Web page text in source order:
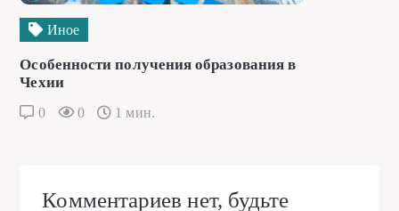
Иное
Особенности получения образования в
Чехии
0 0 1 мин.
Комментариев нет, будьте